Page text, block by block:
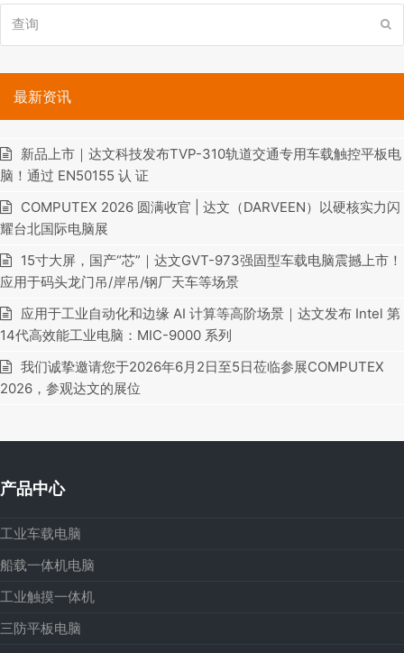
询
最新资讯
新品上市｜达文科技发布TVP-310轨道交通专用车载触控平板电
脑！通过 EN50155 认 证
COMPUTEX 2026 圆满收官 | 达文（DARVEEN）以硬核实力闪
耀台北国际电脑展
15寸大屏，国产“芯”｜达文GVT-973强固型车载电脑震撼上市！
应用于码头龙门吊/岸吊/钢厂天车等场景
应用于工业自动化和边缘 AI 计算等高阶场景｜达文发布 Intel 第
14代高效能工业电脑：MIC-9000 系列
我们诚挚邀请您于2026年6月2日至5日莅临参展COMPUTEX
2026，参观达文的展位
产品中心
工业车载电脑
船载一体机电脑
工业触摸一体机
三防平板电脑